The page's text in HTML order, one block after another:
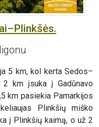
5 km, kol kerta Sedos–
km įsuka į Gadūnavo
km pasiekia Pamarkijos
Plinkšių miško
į Plinkšių kaimą, o už 2